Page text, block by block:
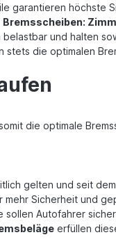
garantieren höchste
Bremsscheiben:
und halten
die optimalen
die optimale
gelten und seit
Sicherheit und
Autofahrer
erfüllen